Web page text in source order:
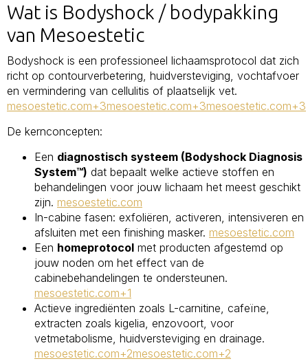
Wat is Bodyshock / bodypakking
van Mesoestetic
Bodyshock is een professioneel lichaamsprotocol dat zich
richt op contourverbetering, huidversteviging, vochtafvoer
en vermindering van cellulitis of plaatselijk vet.
mesoestetic.com+3mesoestetic.com+3mesoestetic.com+3
De kernconcepten:
Een diagnostisch systeem (Bodyshock Diagnosis
System™) dat bepaalt welke actieve stoffen en
behandelingen voor jouw lichaam het meest geschikt
zijn. mesoestetic.com
In-cabine fasen: exfoliëren, activeren, intensiveren en
afsluiten met een finishing masker. mesoestetic.com
Een homeprotocol met producten afgestemd op
jouw noden om het effect van de
cabinebehandelingen te ondersteunen.
mesoestetic.com+1
Actieve ingrediënten zoals L-carnitine, cafeïne,
extracten zoals kigelia, enzovoort, voor
vetmetabolisme, huidversteviging en drainage.
mesoestetic.com+2mesoestetic.com+2